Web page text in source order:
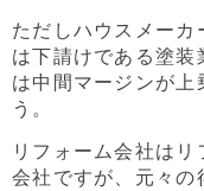
ただしハウスメーカ
は下請けである塗装
は中間マージンが上
う。
リフォーム会社は
会社ですが、元々の